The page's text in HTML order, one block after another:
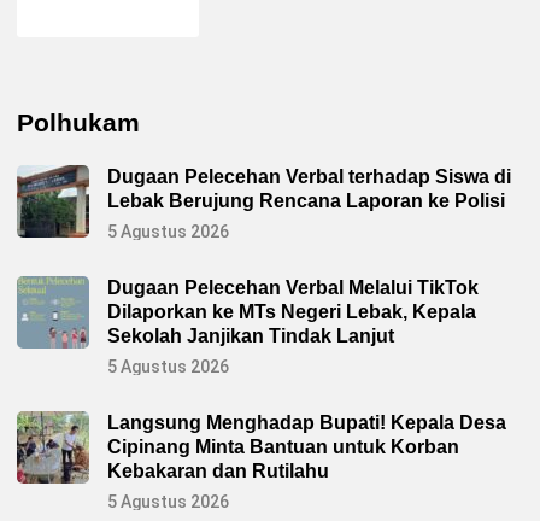
Polhukam
Dugaan Pelecehan Verbal terhadap Siswa di
Lebak Berujung Rencana Laporan ke Polisi
5 Agustus 2026
Dugaan Pelecehan Verbal Melalui TikTok
Dilaporkan ke MTs Negeri Lebak, Kepala
Sekolah Janjikan Tindak Lanjut
5 Agustus 2026
Langsung Menghadap Bupati! Kepala Desa
Cipinang Minta Bantuan untuk Korban
Kebakaran dan Rutilahu
5 Agustus 2026